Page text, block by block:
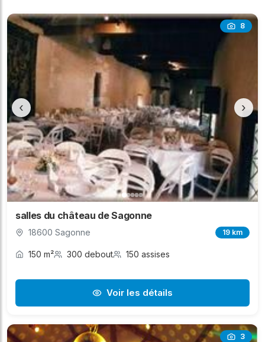
8
‹ ›
salles du château de Sagonne
18600 Sagonne 19 km
150 m² 300 debout 150 assises
Voir les détails
3